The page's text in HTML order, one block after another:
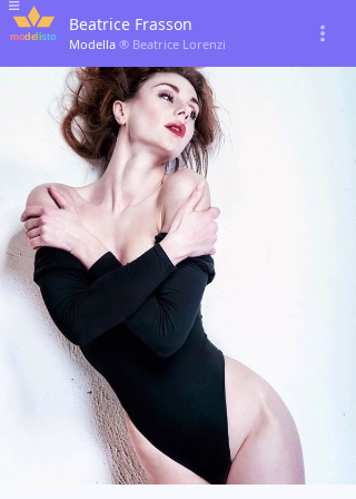
Beatrice Frasson
Modella ® Beatrice Lorenzi